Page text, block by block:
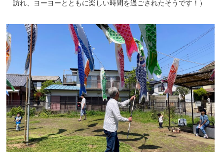
訪れ、ヨーヨーとともに楽しい時間を過ごされたそうです！）